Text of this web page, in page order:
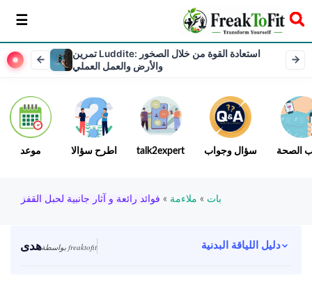
سخر
تمرين Luddite: استعادة القوة من خلال الصخور
والأرض والعمل العملي
موعد اطرح سؤالا talk2expert سؤال وجواب الصحة
بات » ملاءمة » فوائد رائعة و آثار جانبية لحبل القفز
هدى بواسطة freaktofit دليل اللياقة البدنية